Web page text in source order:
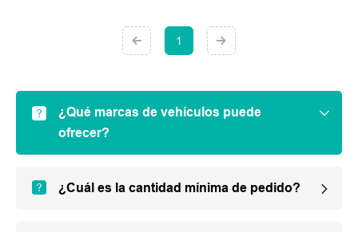
1
¿Qué marcas de vehículos puede
ofrecer?
¿Cuál es la cantidad mínima de pedido?